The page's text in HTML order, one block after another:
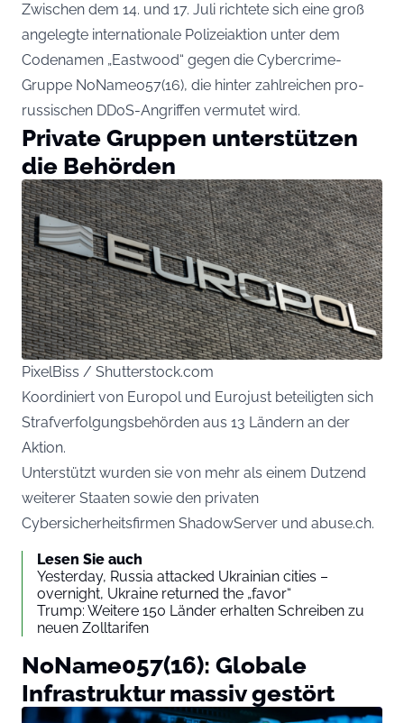
Zwischen dem 14. und 17. Juli richtete sich eine groß
angelegte internationale Polizeiaktion unter dem
Codenamen „Eastwood“ gegen die Cybercrime-
Gruppe NoName057(16), die hinter zahlreichen pro-
russischen DDoS-Angriffen vermutet wird.
Private Gruppen unterstützen
die Behörden
PixelBiss / Shutterstock.com
Koordiniert von Europol und Eurojust beteiligten sich
Strafverfolgungsbehörden aus 13 Ländern an der
Aktion.
Unterstützt wurden sie von mehr als einem Dutzend
weiterer Staaten sowie den privaten
Cybersicherheitsfirmen ShadowServer und abuse.ch.
Lesen Sie auch
Yesterday, Russia attacked Ukrainian cities –
overnight, Ukraine returned the „favor“
Trump: Weitere 150 Länder erhalten Schreiben zu
neuen Zolltarifen
NoName057(16): Globale
Infrastruktur massiv gestört